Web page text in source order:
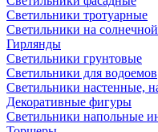
Светильники тротуарные
Светильники на солнечной
Гирлянды
Светильники грунтовые
Светильники для водоемов
Светильники настенные,
Декоративные фигуры
Светильники напольные